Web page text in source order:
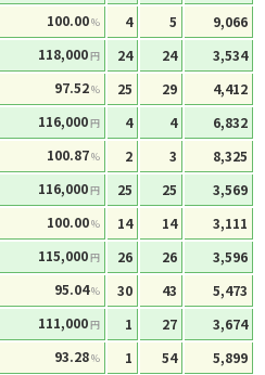
100.00% 4 5
9,066
118,000円 24 24
3,534
97.52% 25 29
4,412
116,000円 4 4
6,832
100.87% 2 3
8,325
116,000円 25 25
3,569
100.00% 14 14
3,111
115,000円 26 26
3,596
95.04% 30 43
5,473
111,000円 1 27
3,674
93.28% 1 54
5,899